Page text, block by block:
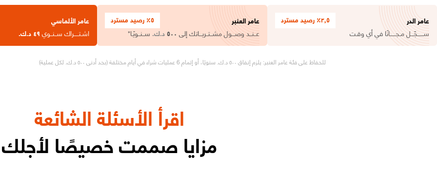
عامر الدر
٢٫٥٪ رصيد مسترد
ســــــجّـــل مـجــــــانًا في أي وقـت
عامر العنبر
٥٪ رصيد مسترد
عــنــد وصـــول مشــتــريـــاتك إلى ٥٠٠د.ك. ســنــويًـا*
عامر الألماسي
اشـتـــــراك ســنــوي ٤٩ د.ك.
للحفاظ على فئة عامر العنبر: يلزم إنفاق ٥٠٠ د.ك. سنويًا، أو إتمام 6 عمليات شراء في أيام مختلفة (بحد أدنى ٥٠٠ د.ك. لكل عملية)
اقرأ الأسئلة الشائعة
مزايا صممت خصيصًا لأجلك